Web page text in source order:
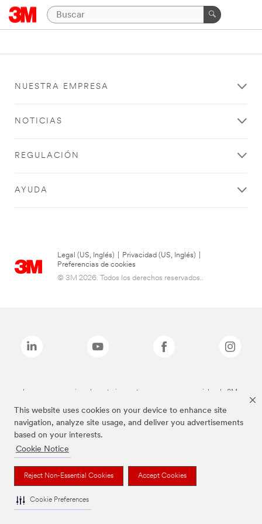
This website uses cookies on your device to enhance site
navigation, analyze site usage, and deliver you advertisements
based on your interests.
Cookie Notice
Reject Non-Essential Cookies Accept Cookies
Cookie Preferences
NUESTRA EMPRESA
NOTICIAS
REGULACIÓN
AYUDA
Legal (US, Inglés) Privacidad (US, Inglés)
Preferencias de cookies
© 3M 2026. Todos los derechos reservados..
Las marcas mencionadas anteriormente son marcas comerciales de 3M.